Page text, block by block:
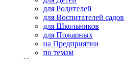
для Родителей
для Воспитателей садов
для Школьников
для Пожарных
на Предприятии
по темам